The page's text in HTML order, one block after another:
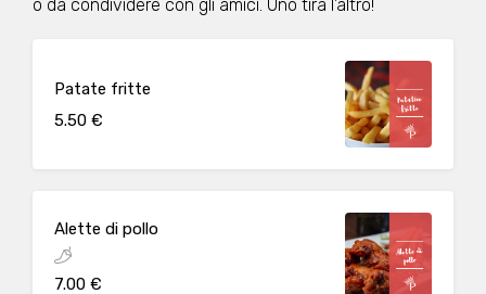
o da condividere con gli amici. Uno tira l’altro!
Patate fritte
5.50 €
Alette di pollo
7.00 €